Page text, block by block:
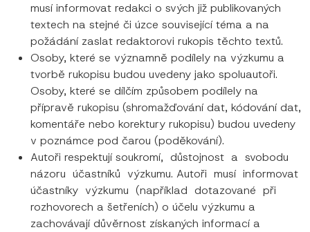
musí informovat redakci o svých již publikovaných
textech na stejné či úzce související téma a na
požádání zaslat redaktorovi rukopis těchto textů.
Osoby, které se významně podílely na výzkumu a
tvorbě rukopisu budou uvedeny jako spoluautoři.
Osoby, které se dílčím způsobem podílely na
přípravě rukopisu (shromažďování dat, kódování dat,
komentáře nebo korektury rukopisu) budou uvedeny
v poznámce pod čarou (poděkování).
Autoři respektují soukromí, důstojnost a svobodu
názoru účastníků výzkumu. Autoři musí informovat
účastníky výzkumu (například dotazované při
rozhovorech a šetřeních) o účelu výzkumu a
zachovávají důvěrnost získaných informací a